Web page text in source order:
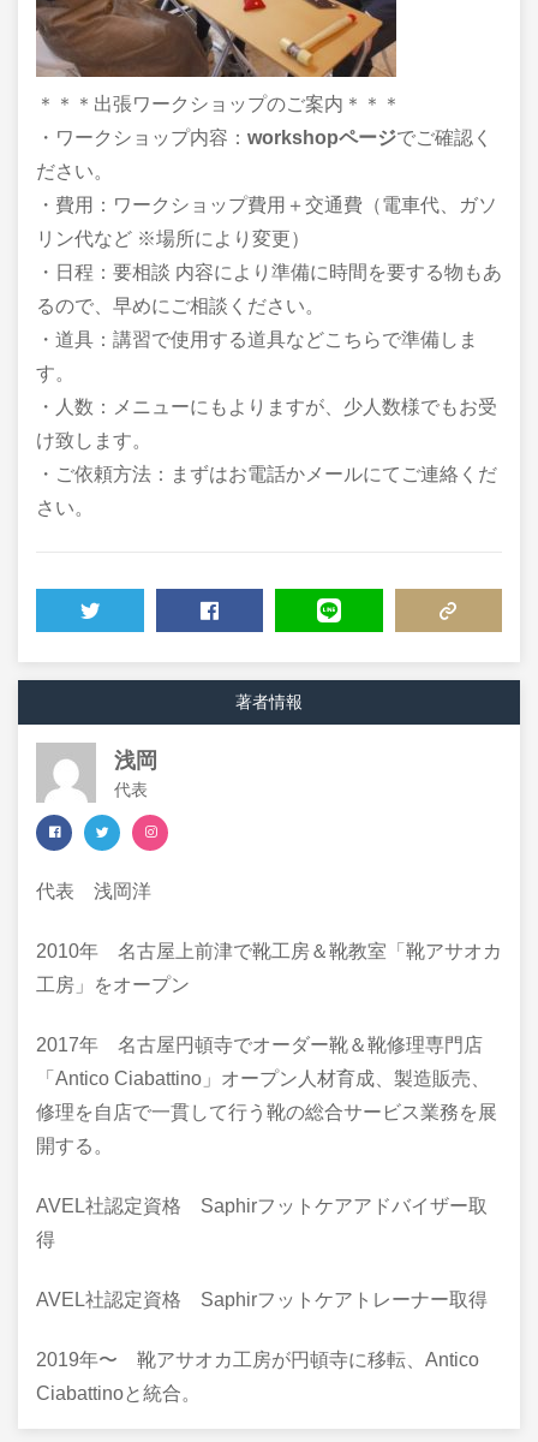
＊＊＊出張ワークショップのご案内＊＊＊​​
・ワークショップ内容： workshopページでご確認く
ださい。​
・費用：ワークショップ費用＋交通費（電車代、ガソ
リン代など ※場所により変更）​
・日程：要相談 内容により準備に時間を要する物もあ
るので、早めにご相談ください。
・道具：講習で使用する道具などこちらで準備しま
す。​
・人数：メニューにもよりますが、少人数様でもお受
け致します。​​
・ご依頼方法：まずはお電話かメールにてご連絡くだ
さい。
著者情報
浅岡
代表
代表 浅岡洋
​2010年 名古屋上前津で靴工房＆靴教室「靴アサオカ
工房」をオープン
2017年 名古屋円頓寺でオーダー靴＆靴修理専門店
「Antico Ciabattino」オープン人材育成、製造販売、
修理を自店で一貫して行う靴の総合サービス業務を展
開する。
AVEL社認定資格 Saphirフットケアアドバイザー取
得
AVEL社認定資格 Saphirフットケアトレーナー取得
2019年〜 靴アサオカ工房が円頓寺に移転、Antico
Ciabattinoと統合。